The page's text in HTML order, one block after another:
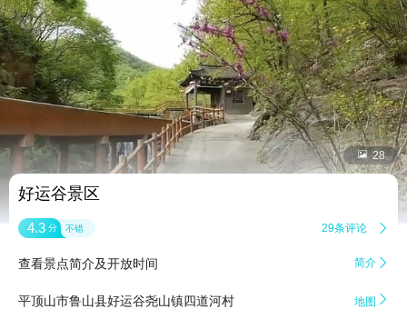
 28
好运谷景区
4.3 分 不错 29条评论 
查看景点简介及开放时间 简介 
平顶山市鲁山县好运谷尧山镇四道河村 地图 
